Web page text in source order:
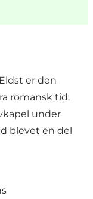
er den
romansk tid.
under
blevet en del